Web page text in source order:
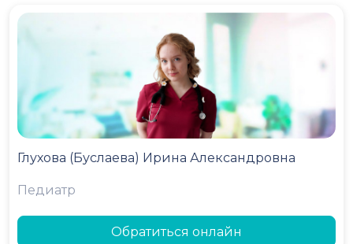
Глухова (Буслаева) Ирина Александровна
Педиатр
Обратиться онлайн